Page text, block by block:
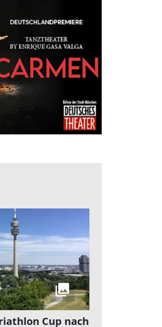
Cup nach